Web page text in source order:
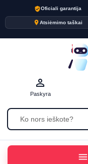
verified_userOficiali garantija
placeAtsiėmimo taškai
person_outline
Paskyra
menu